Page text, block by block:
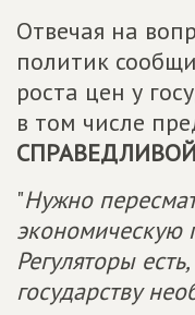
Отвечая на
политик
роста цен у
в том числе
"Нужно
экономическую
Регуляторы
государству